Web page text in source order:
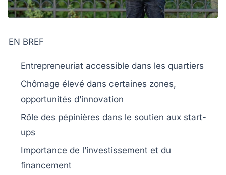
EN BREF
Entrepreneuriat accessible dans les quartiers
Chômage élevé dans certaines zones,
opportunités d’innovation
Rôle des pépinières dans le soutien aux start-
ups
Importance de l’investissement et du
financement